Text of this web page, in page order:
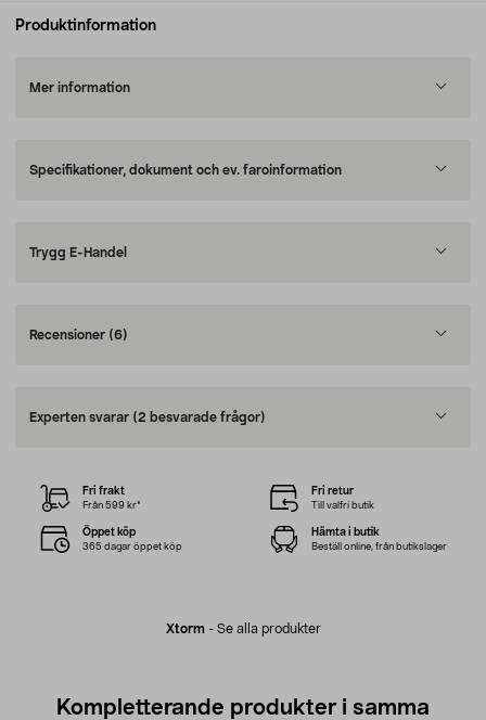
Produktinformation
Mer information
Specifikationer, dokument och ev. faroinformation
Trygg E-Handel
Recensioner (6)
Experten svarar (2 besvarade frågor)
Xtorm- Se alla produkter
Fri frakt
Från 599 kr*
Fri retur
Till valfri butik
Öppet köp
365 dagar öppet köp
Hämta i butik
Beställ online, från butikslager
Kompletterande produkter i samma